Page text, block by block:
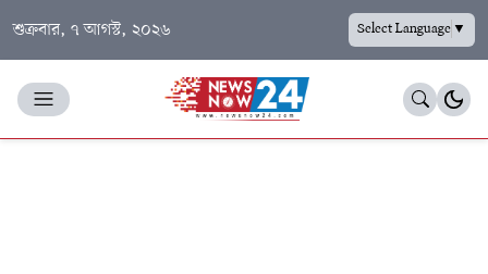
শুক্রবার, ৭ আগস্ট, ২০২৬ Select Language▼